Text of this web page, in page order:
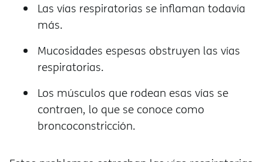
Las vías respiratorias se inflaman todavía
más.
Mucosidades espesas obstruyen las vías
respiratorias.
Los músculos que rodean esas vías se
contraen, lo que se conoce como
broncoconstricción.